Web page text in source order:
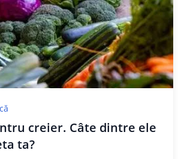
creier. Câte dintre ele
ta?